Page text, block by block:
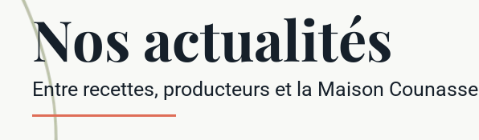
Nos actualités
Entre recettes, producteurs et la Maison Counasse